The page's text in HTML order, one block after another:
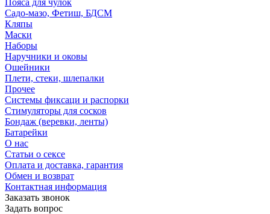
Пояса для чулок
Садо-мазо, Фетиш, БДСМ
Кляпы
Маски
Наборы
Наручники и оковы
Ошейники
Плети, стеки, шлепалки
Прочее
Системы фиксаци и распорки
Стимуляторы для сосков
Бондаж (веревки, ленты)
Батарейки
О нас
Статьи о сексе
Оплата и доставка, гарантия
Обмен и возврат
Контактная информация
Заказать звонок
Задать вопрос